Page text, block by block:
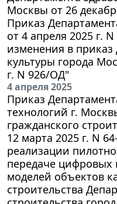
Москвы от 26
Приказ
от 4 апреля 2025 г.
изменения в приказ
культуры города
г. N 926/ОД"
4 апреля 2025
Приказ
технологий г.
гражданского
12 марта 2025 г. N
реализации
передаче
моделей объектов
строительства